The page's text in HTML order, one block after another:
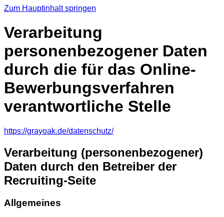
Zum Hauptinhalt springen
Verarbeitung
personenbezogener Daten
durch die für das Online-
Bewerbungsverfahren
verantwortliche Stelle
https://grayoak.de/datenschutz/
Verarbeitung (personenbezogener)
Daten durch den Betreiber der
Recruiting-Seite
Allgemeines